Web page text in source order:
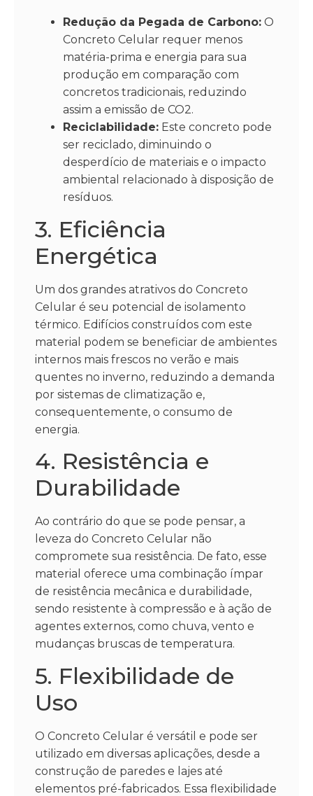
Redução da Pegada de Carbono: O
Concreto Celular requer menos
matéria-prima e energia para sua
produção em comparação com
concretos tradicionais, reduzindo
assim a emissão de CO2.
Reciclabilidade: Este concreto pode
ser reciclado, diminuindo o
desperdício de materiais e o impacto
ambiental relacionado à disposição de
resíduos.
3. Eficiência
Energética
Um dos grandes atrativos do Concreto
Celular é seu potencial de isolamento
térmico. Edifícios construídos com este
material podem se beneficiar de ambientes
internos mais frescos no verão e mais
quentes no inverno, reduzindo a demanda
por sistemas de climatização e,
consequentemente, o consumo de
energia.
4. Resistência e
Durabilidade
Ao contrário do que se pode pensar, a
leveza do Concreto Celular não
compromete sua resistência. De fato, esse
material oferece uma combinação ímpar
de resistência mecânica e durabilidade,
sendo resistente à compressão e à ação de
agentes externos, como chuva, vento e
mudanças bruscas de temperatura.
5. Flexibilidade de
Uso
O Concreto Celular é versátil e pode ser
utilizado em diversas aplicações, desde a
construção de paredes e lajes até
elementos pré-fabricados. Essa flexibilidade